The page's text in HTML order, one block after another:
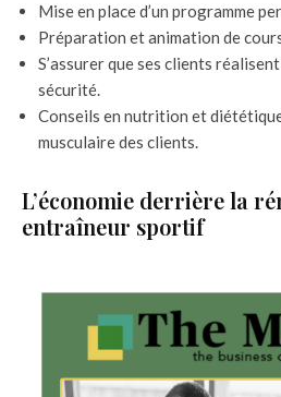
Mise en place d’un programme
Préparation et animation de
S’assurer que ses clients
sécurité.
Conseils en nutrition et
musculaire des clients.
L’économie derrière la
entraîneur sportif